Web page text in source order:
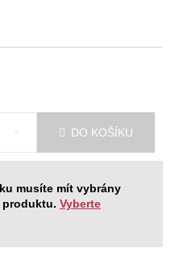
DO KOŠÍKU
musíte mít vybrány
produktu. Vyberte